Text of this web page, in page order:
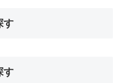
す
ネルギー・備品等） (276)
す